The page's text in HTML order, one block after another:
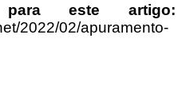
para este artigo:
2022/02/apuramento-